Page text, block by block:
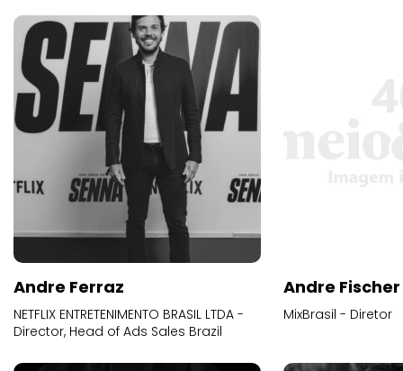
Andre Ferraz
NETFLIX ENTRETENIMENTO BRASIL LTDA -
Director, Head of Ads Sales Brazil
Andre Fischer
MixBrasil - Diretor